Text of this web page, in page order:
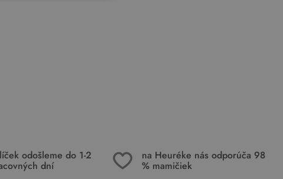
odošleme do 1-2
dní
na Heuréke nás odporúča 98
% mamičiek